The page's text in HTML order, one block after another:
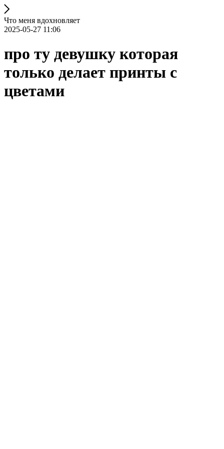
Что меня вдохновляет
2025-05-27 11:06
про ту девушку которая
только делает принты с
цветами